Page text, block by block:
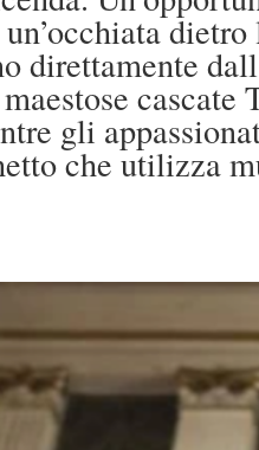
direttamente
gli
che utilizza